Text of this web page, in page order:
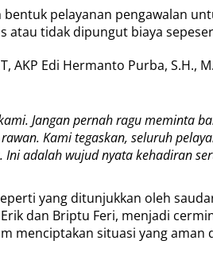
pelayanan pengawalan
atau tidak dipungut biaya
AKP Edi Hermanto Purba, S.H.,
Jangan pernah ragu meminta
Kami tegaskan, seluruh
adalah wujud nyata kehadiran
yang ditunjukkan oleh
dan Briptu Feri, menjadi
menciptakan situasi yang aman